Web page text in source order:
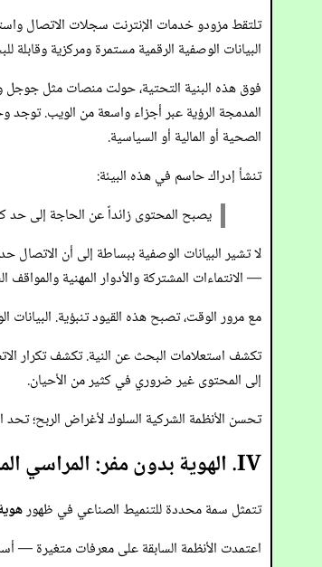
البيانات الوصفية الرقمية مستمرة ومركزية وقابلة
فوق هذه البنية التحتية، حولت منصات مثل جوجل
المدمجة الرؤية عبر أجزاء واسعة من الويب. توجد
الصحية أو المالية أو السياسية.
تنشأ إدراك حاسم في هذه البيئة:
يصبح المحتوى زائداً عن الحاجة إلى حد
لا تشير البيانات الوصفية ببساطة إلى أن الاتصال
— الانتماءات المشتركة والأدوار المهنية
مع مرور الوقت، تصبح هذه القيود تنبؤية.
تكشف استعلامات البحث عن النية. تكشف تكرار
إلى المحتوى غير ضروري في كثير من الأحيان.
تحسن الأنظمة الشركية السلوك لأغراض الربح؛ تحد
IV. الهوية بدون مفر: المراسي المستمرة
تتمثل سمة محددة للتنميط الصناعي في ظهور
اعتمدت الأنظمة السابقة على معرفات متغيرة —